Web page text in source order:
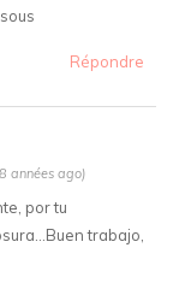
Répondre
années ago)
por tu
trabajo,